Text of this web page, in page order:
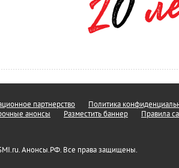
партнерство
Политика
анонсы Разместить баннер Правила
Анонсы.РФ. Все права защищены.